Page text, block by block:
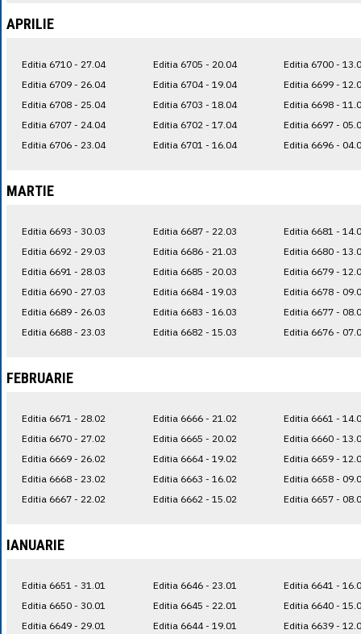
APRILIE
Editia 6710 - 27.04
Editia 6709 - 26.04
Editia 6708 - 25.04
Editia 6707 - 24.04
Editia 6706 - 23.04
Editia 6705 - 20.04
Editia 6704 - 19.04
Editia 6703 - 18.04
Editia 6702 - 17.04
Editia 6701 - 16.04
Editia 6700 -
Editia 6699 -
Editia 6698 -
Editia 6697 -
Editia 6696 -
MARTIE
Editia 6693 - 30.03
Editia 6692 - 29.03
Editia 6691 - 28.03
Editia 6690 - 27.03
Editia 6689 - 26.03
Editia 6688 - 23.03
Editia 6687 - 22.03
Editia 6686 - 21.03
Editia 6685 - 20.03
Editia 6684 - 19.03
Editia 6683 - 16.03
Editia 6682 - 15.03
Editia 6681 -
Editia 6680 -
Editia 6679 -
Editia 6678 -
Editia 6677 -
Editia 6676 -
FEBRUARIE
Editia 6671 - 28.02
Editia 6670 - 27.02
Editia 6669 - 26.02
Editia 6668 - 23.02
Editia 6667 - 22.02
Editia 6666 - 21.02
Editia 6665 - 20.02
Editia 6664 - 19.02
Editia 6663 - 16.02
Editia 6662 - 15.02
Editia 6661 -
Editia 6660 -
Editia 6659 -
Editia 6658 -
Editia 6657 -
IANUARIE
Editia 6651 - 31.01
Editia 6650 - 30.01
Editia 6649 - 29.01
Editia 6646 - 23.01
Editia 6645 - 22.01
Editia 6644 - 19.01
Editia 6641 -
Editia 6640 -
Editia 6639 -